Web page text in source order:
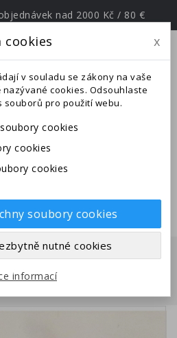
nad 2000 Kč / 80 €
Ve dnech od
jsme na expedici v
Uskutečněné
odeslány po
z Asie
cookies x
v souladu se zákony na vaše
cookies. Odsouhlaste
pro použití webu.
cookies
cookies
cookies
soubory cookies
nutné cookies
informací